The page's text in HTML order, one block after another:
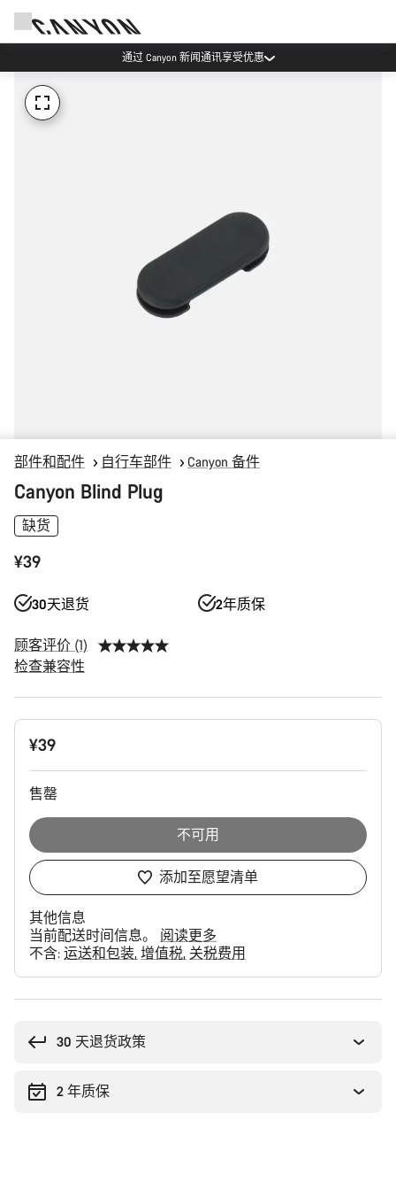
通过 Canyon 新闻通讯享受优惠
部件和配件 自行车部件 Canyon 备件
Canyon Blind Plug
缺货
¥39
30天退货 2年质保
顾客评价 (1)
检查兼容性
产
¥39
售罄
不可用
添加至愿望清单
其他信息
当前配送时间信息。 阅读更多
不含: 运送和包装 增值税 关税费用
30 天退货政策
2 年质保